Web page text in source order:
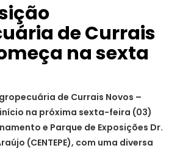
de Currais
na sexta
de Currais Novos –
início na próxima sexta-feira (03)
e Parque de Exposições Dr.
(CENTEPE), com uma diversa